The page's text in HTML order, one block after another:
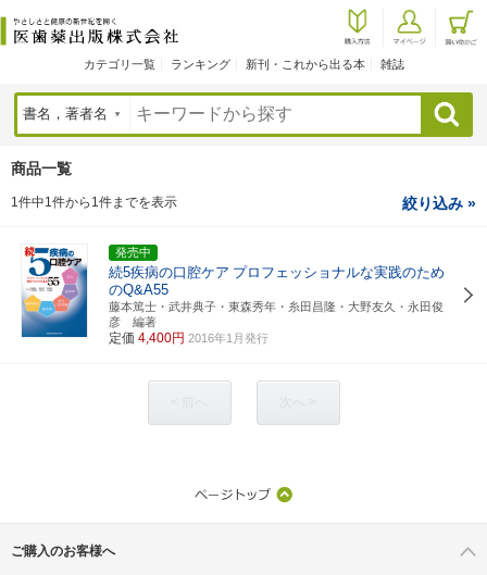
カテゴリ一覧 ランキング 新刊・これから出る本 雑誌
検索
商品一覧
1件中1件から1件までを表示 絞り込み »
発売中
続5疾病の口腔ケア プロフェッショナルな実践のため
のQ&A55
藤本篤士・武井典子・東森秀年・糸田昌隆・大野友久・永田俊
彦 編著
定価 4,400円 2016年1月発行
ご購入のお客様へ